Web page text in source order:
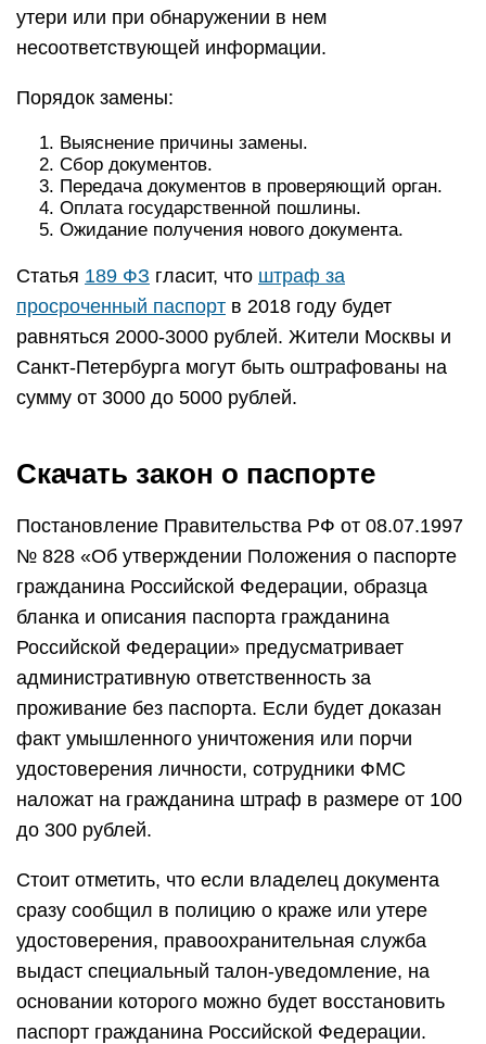
утери или при обнаружении в нем
несоответствующей информации.
Порядок замены:
Выяснение причины замены.
Сбор документов.
Передача документов в проверяющий орган.
Оплата государственной пошлины.
Ожидание получения нового документа.
Статья 189 ФЗ гласит, что штраф за
просроченный паспорт в 2018 году будет
равняться 2000-3000 рублей. Жители Москвы и
Санкт-Петербурга могут быть оштрафованы на
сумму от 3000 до 5000 рублей.
Скачать закон о паспорте
Постановление Правительства РФ от 08.07.1997
№ 828 «Об утверждении Положения о паспорте
гражданина Российской Федерации, образца
бланка и описания паспорта гражданина
Российской Федерации» предусматривает
административную ответственность за
проживание без паспорта. Если будет доказан
факт умышленного уничтожения или порчи
удостоверения личности, сотрудники ФМС
наложат на гражданина штраф в размере от 100
до 300 рублей.
Стоит отметить, что если владелец документа
сразу сообщил в полицию о краже или утере
удостоверения, правоохранительная служба
выдаст специальный талон-уведомление, на
основании которого можно будет восстановить
паспорт гражданина Российской Федерации.